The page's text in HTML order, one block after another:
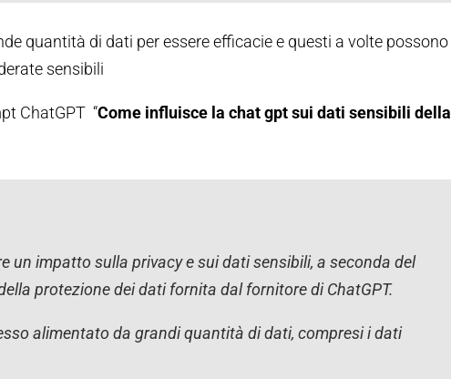
quantità di dati per essere efficacie e questi a volte possono
sensibili
ChatGPT “Come influisce la chat gpt sui dati sensibili della
un impatto sulla privacy e sui dati sensibili, a seconda del
protezione dei dati fornita dal fornitore di ChatGPT.
alimentato da grandi quantità di dati, compresi i dati